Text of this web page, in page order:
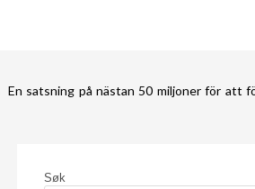
En satsning på nästan 50 miljoner för att
Søk